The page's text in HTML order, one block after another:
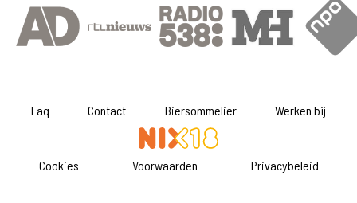
Faq Contact Biersommelier Werken bij
Cookies Voorwaarden Privacybeleid